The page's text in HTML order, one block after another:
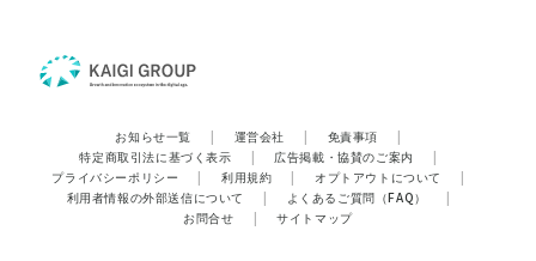
お知らせ一覧 | 運営会社 | 免責事項
|
特定商取引法に基づく表示
| 広告掲載・協賛のご案内
|
プライバシーポリシー
| 利用規約 | オプトアウトについて
|
利用者情報の外部送信について
| よくあるご質問（FAQ）
|
お問合せ
| サイトマップ